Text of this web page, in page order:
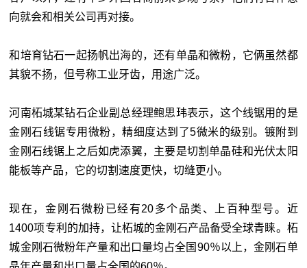
向就会和相关公司再对接。
和培育钻石一起扬帆出海的，还有单晶和微粉，它俩虽然都
其貌不扬，但号称工业牙齿，用途广泛。
河南柘城某钻石企业副总经理鲍思玮表示，这个线锯用的是
金刚石线锯专用微粉，精细度达到了5微米的级别。镀附到
金刚石线锯上之后如虎添翼，主要是切割单晶硅和光伏太阳
能板等产品，它的切割速度更快，切缝更小。
现在，金刚石微粉已经有20多个品类、上百种型号。近
1400项专利的加持，让柘城的金刚石产品备受全球青睐。柘
城金刚石微粉年产量和出口量均占全国90％以上，金刚石单